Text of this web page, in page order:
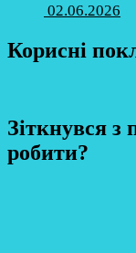
02.06.2026
Корисні
Зіткнувся з
робити?